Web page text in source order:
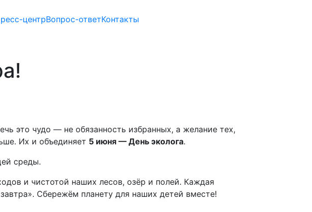
центрВопрос-ответКонтакты
это чудо — не обязанность избранных, а желание тех,
Их и объединяет 5 июня — День эколога.
среды.
и чистотой наших лесов, озёр и полей. Каждая
Сбережём планету для наших детей вместе!